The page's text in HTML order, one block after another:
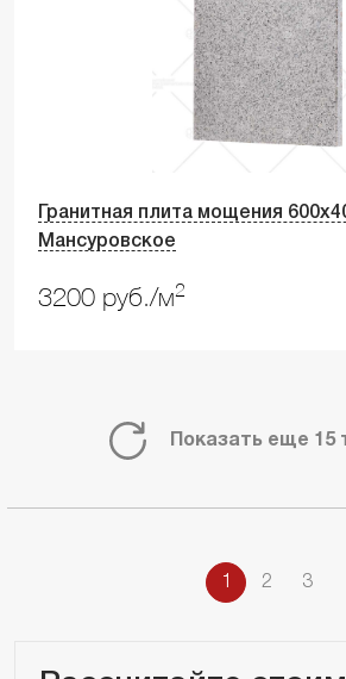
Гранитная плита мощения
Мансуровское
3200 руб./м2
Показать еще 15
1 2 3